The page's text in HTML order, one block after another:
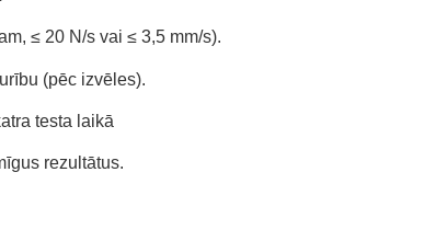
≤ 20 N/s vai ≤ 3,5 mm/s).
(pēc izvēles).
testa laikā
rezultātus.